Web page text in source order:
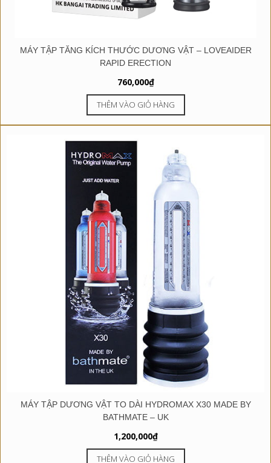
MÁY TẬP TĂNG KÍCH THƯỚC DƯƠNG VẬT – LOVEAIDER
RAPID ERECTION
760,000₫
THÊM VÀO GIỎ HÀNG
MÁY TẬP DƯƠNG VẬT TO DÀI HYDROMAX X30 MADE BY
BATHMATE – UK
1,200,000₫
THÊM VÀO GIỎ HÀNG